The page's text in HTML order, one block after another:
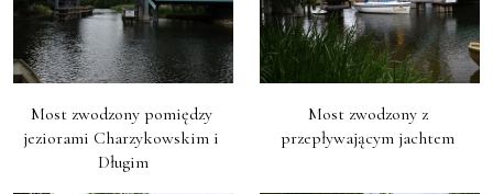
Most zwodzony pomiędzy
jeziorami Charzykowskim i
Długim
Most zwodzony z
przepływającym jachtem